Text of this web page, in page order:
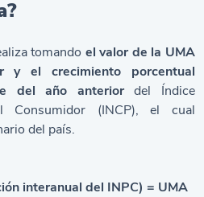
tomando el valor de la UMA
y el crecimiento porcentual
del año anteriordel Índice
Consumidor (INCP), el cual
del país.
interanual del INPC) = UMA